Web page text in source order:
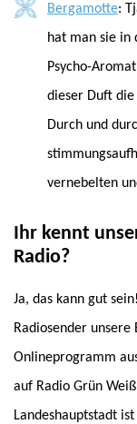
Bergamotte:
hat man sie in
Psycho-
dieser Duft
Durch und
vernebelten
Ihr kennt
Radio?
Ja, das kann gut
Radiosender
Onlineprogramm
auf Radio Grün
Landeshauptstadt